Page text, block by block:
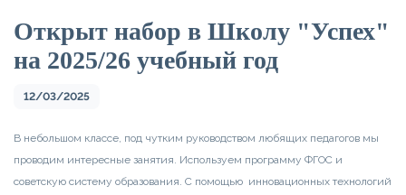
Открыт набор в Школу "Успех"
на 2025/26 учебный год
12/03/2025
В небольшом классе, под чутким руководством любящих педагогов мы
проводим интересные занятия. Используем программу ФГОС и
советскую систему образования. С помощью инновационных технологий